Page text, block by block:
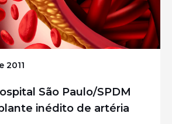
2011
São Paulo/SPDM
inédito de artéria